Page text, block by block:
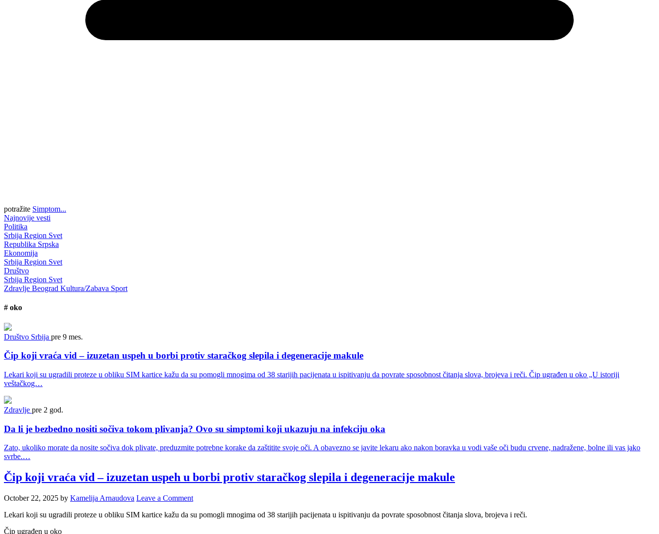
potražite Simptom...
Najnovije vesti
Politika
Srbija Region Svet
Republika Srpska
Ekonomija
Srbija Region Svet
Društvo
Srbija Region Svet
Zdravlje Beograd Kultura/Zabava Sport
# oko
Društvo Srbija pre 9 mes.
Čip koji vraća vid – izuzetan uspeh u borbi protiv staračkog slepila i degeneracije makule
Lekari koji su ugradili proteze u obliku SIM kartice kažu da su pomogli mnogima od 38 starijih pacijenata u ispitivanju da povrate sposobnost čitanja slova, brojeva i reči. Čip ugrađen u oko „U istoriji
veštačkog…
Zdravlje pre 2 god.
Da li je bezbedno nositi sočiva tokom plivanja? Ovo su simptomi koji ukazuju na infekciju oka
Zato, ukoliko morate da nosite sočiva dok plivate, preduzmite potrebne korake da zaštitite svoje oči. A obavezno se javite lekaru ako nakon boravka u vodi vaše oči budu crvene, nadražene, bolne ili vas jako
svrbe.…
Čip koji vraća vid – izuzetan uspeh u borbi protiv staračkog slepila i degeneracije makule
October 22, 2025 by Kamelija Arnaudova Leave a Comment
Lekari koji su ugradili proteze u obliku SIM kartice kažu da su pomogli mnogima od 38 starijih pacijenata u ispitivanju da povrate sposobnost čitanja slova, brojeva i reči.
Čip ugrađen u oko